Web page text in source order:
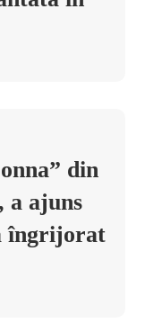
din
a ajuns
îngrijorat